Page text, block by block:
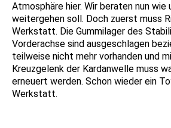
Atmosphäre hier. Wir beraten nun wie
weitergehen soll. Doch zuerst muss
Werkstatt. Die Gummilager des
Vorderachse sind ausgeschlagen
teilweise nicht mehr vorhanden und
Kreuzgelenk der Kardanwelle muss
erneuert werden. Schon wieder ein
Werkstatt.